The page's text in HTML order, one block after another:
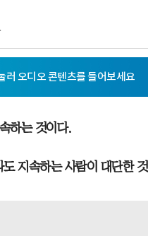
하는 것이다.
지속하는 사람이 대단한